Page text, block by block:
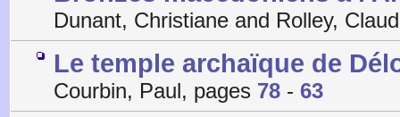
Dunant, Christiane and Rolley,
Le temple archaïque de
Courbin, Paul, pages 78 - 63